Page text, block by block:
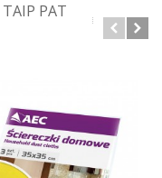
TAIP PAT